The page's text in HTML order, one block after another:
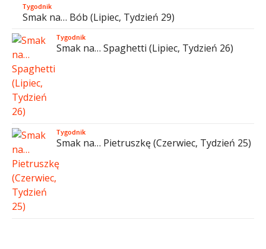
Tygodnik
Smak na… Bób (Lipiec, Tydzień 29)
Tygodnik
Smak na… Spaghetti (Lipiec, Tydzień 26)
Tygodnik
Smak na… Pietruszkę (Czerwiec, Tydzień 25)